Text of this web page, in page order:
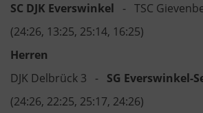
SC DJK Everswinkel - TSC
(24:26, 13:25, 25:14, 16:25)
Herren
DJK Delbrück 3 - SG Everswinkel-
(24:26, 22:25, 25:17, 24:26)